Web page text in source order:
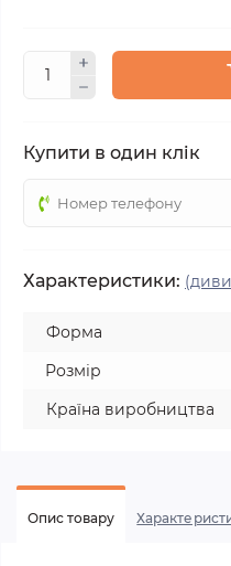
Купити в один клік
Характеристики:
Форма
Розмір
Країна виробництва
Опис товару